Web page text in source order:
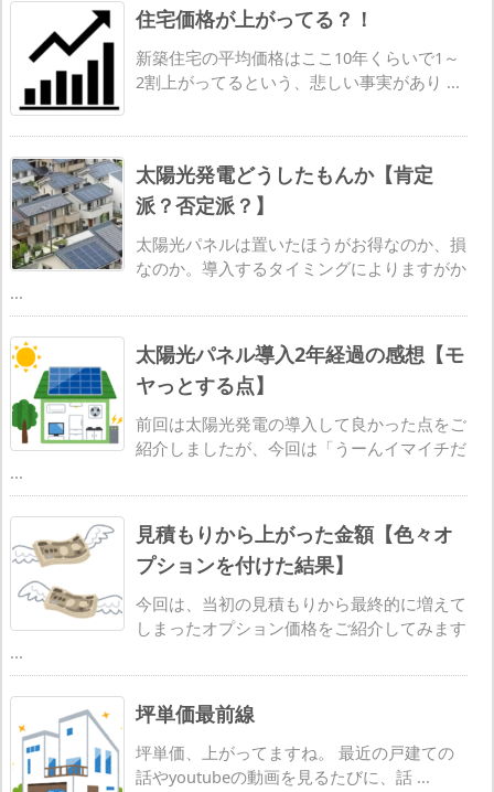
住宅価格が上がってる？！
新築住宅の平均価格はここ10年くらいで1～
2割上がってるという、悲しい事実があり ...
太陽光発電どうしたもんか【肯定
派？否定派？】
太陽光パネルは置いたほうがお得なのか、損
なのか。導入するタイミングによりますがか
...
太陽光パネル導入2年経過の感想【モ
ヤっとする点】
前回は太陽光発電の導入して良かった点をご
紹介しましたが、今回は「うーんイマイチだ
...
見積もりから上がった金額【色々オ
プションを付けた結果】
今回は、当初の見積もりから最終的に増えて
しまったオプション価格をご紹介してみます
...
坪単価最前線
坪単価、上がってますね。 最近の戸建ての
話やyoutubeの動画を見るたびに、話 ...